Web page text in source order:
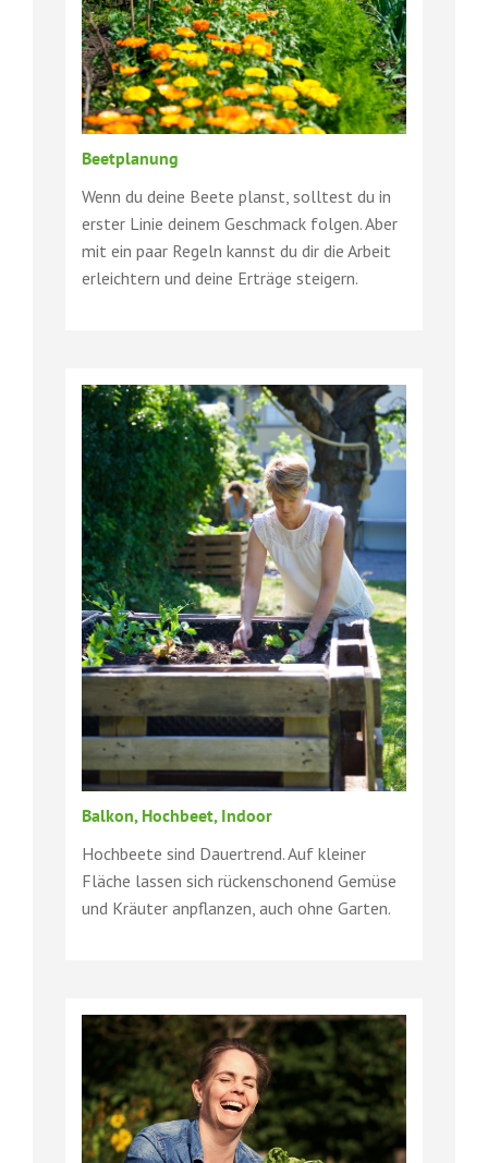
Beetplanung
Wenn du deine Beete planst, solltest du in
erster Linie deinem Geschmack folgen. Aber
mit ein paar Regeln kannst du dir die Arbeit
erleichtern und deine Erträge steigern.
Balkon, Hochbeet, Indoor
Hochbeete sind Dauertrend. Auf kleiner
Fläche lassen sich rückenschonend Gemüse
und Kräuter anpflanzen, auch ohne Garten.